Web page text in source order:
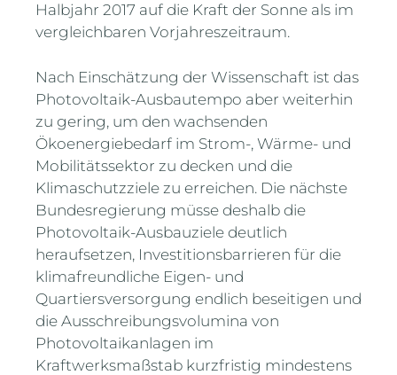
Halbjahr 2017 auf die Kraft der Sonne als im
vergleichbaren Vorjahreszeitraum.
Nach Einschätzung der Wissenschaft ist das
Photovoltaik-Ausbautempo aber weiterhin
zu gering, um den wachsenden
Ökoenergiebedarf im Strom-, Wärme- und
Mobilitätssektor zu decken und die
Klimaschutzziele zu erreichen. Die nächste
Bundesregierung müsse deshalb die
Photovoltaik-Ausbauziele deutlich
heraufsetzen, Investitionsbarrieren für die
klimafreundliche Eigen- und
Quartiersversorgung endlich beseitigen und
die Ausschreibungsvolumina von
Photovoltaikanlagen im
Kraftwerksmaßstab kurzfristig mindestens